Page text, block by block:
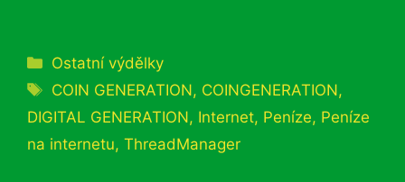
Rubriky
Ostatní výdělky
Štítky
COIN GENERATION, COINGENERATION,
DIGITAL GENERATION, Internet, Peníze, Peníze
na internetu, ThreadManager